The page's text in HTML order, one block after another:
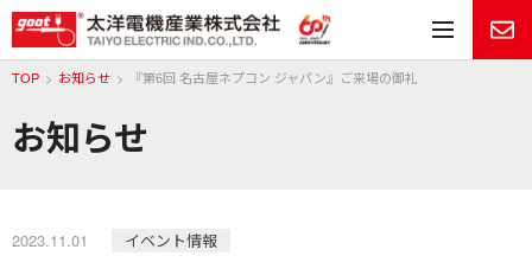
メ
お知らせ
TOP お知らせ 『第6回 名古屋ネプコン ジャパン』ご来場の御礼
2023.11.01 イベント情報